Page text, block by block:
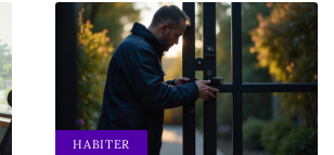
HABITER